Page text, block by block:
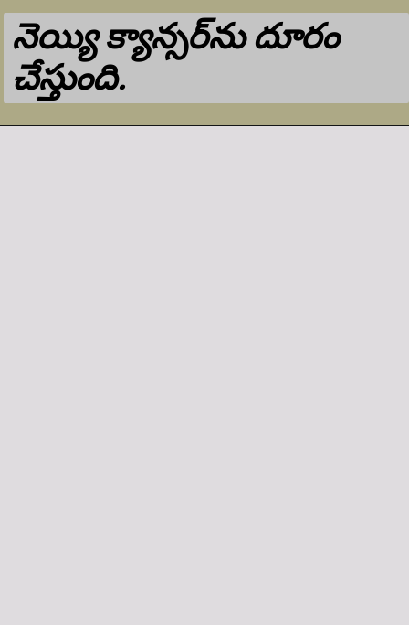
నెయ్యి క్యాన్సర్‌ను దూరం
చేస్తుంది.